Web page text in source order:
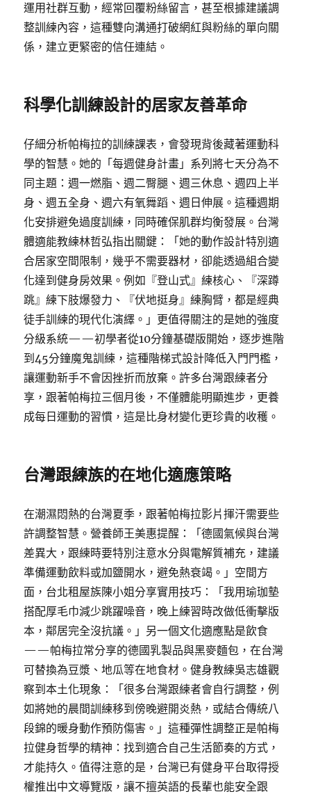
運用社群互動，經常回覆粉絲留言，甚至根據建議調
整訓練內容，這種雙向溝通打破網紅與粉絲的單向關
係，建立更緊密的信任連結。
科學化訓練設計的居家友善革命
仔細分析帕梅拉的訓練課表，會發現背後藏著運動科
學的智慧。她的「每週健身計畫」系列將七天分為不
同主題：週一燃脂、週二臀腿、週三休息、週四上半
身、週五全身、週六有氧舞蹈、週日伸展。這種週期
化安排避免過度訓練，同時確保肌群均衡發展。台灣
體適能教練林哲弘指出關鍵：「她的動作設計特別適
合居家空間限制，幾乎不需要器材，卻能透過組合變
化達到健身房效果。例如『登山式』練核心、『深蹲
跳』練下肢爆發力、『伏地挺身』練胸臂，都是經典
徒手訓練的現代化演繹。」更值得關注的是她的強度
分級系統——初學者從10分鐘基礎版開始，逐步進階
到45分鐘魔鬼訓練，這種階梯式設計降低入門門檻，
讓運動新手不會因挫折而放棄。許多台灣跟練者分
享，跟著帕梅拉三個月後，不僅體能明顯進步，更養
成每日運動的習慣，這是比身材變化更珍貴的收穫。
台灣跟練族的在地化適應策略
在潮濕悶熱的台灣夏季，跟著帕梅拉影片揮汗需要些
許調整智慧。營養師王美惠提醒：「德國氣候與台灣
差異大，跟練時要特別注意水分與電解質補充，建議
準備運動飲料或加鹽開水，避免熱衰竭。」空間方
面，台北租屋族陳小姐分享實用技巧：「我用瑜珈墊
搭配厚毛巾減少跳躍噪音，晚上練習時改做低衝擊版
本，鄰居完全沒抗議。」另一個文化適應點是飲食
——帕梅拉常分享的德國乳製品與黑麥麵包，在台灣
可替換為豆漿、地瓜等在地食材。健身教練吳志雄觀
察到本土化現象：「很多台灣跟練者會自行調整，例
如將她的晨間訓練移到傍晚避開炎熱，或結合傳統八
段錦的暖身動作預防傷害。」這種彈性調整正是帕梅
拉健身哲學的精神：找到適合自己生活節奏的方式，
才能持久。值得注意的是，台灣已有健身平台取得授
權推出中文導覽版，讓不擅英語的長輩也能安全跟